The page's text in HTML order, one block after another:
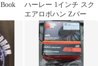
ハーレー 1インチ スク
エアロボハン Zバー